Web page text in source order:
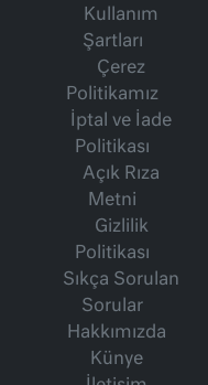
Kullanım
Şartları
Çerez
Politikamız
İptal ve İade
Politikası
Açık Rıza
Metni
Gizlilik
Politikası
Sıkça Sorulan
Sorular
Hakkımızda
Künye